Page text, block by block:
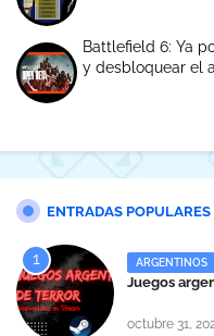
Battlefield 6: Ya
y desbloquear el
ENTRADAS POPULARES
ARGENTINOS
Juegos
octubre 31,